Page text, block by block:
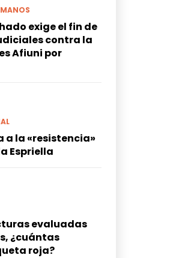
exige el fin de
contra la
Afiuni por
a la «resistencia»
Espriella
evaluadas
¿cuántas
roja?